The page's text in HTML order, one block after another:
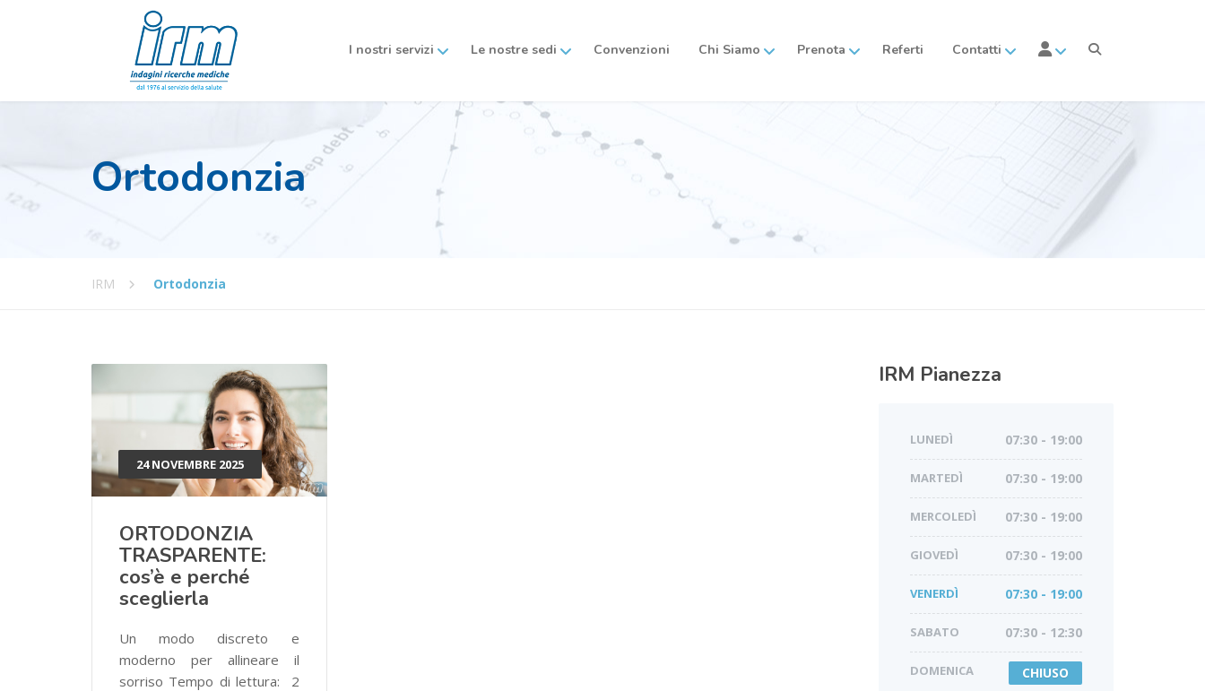
I nostri servizi Le nostre sedi Convenzioni Chi Siamo Prenota Referti Contatti
Ortodonzia
IRM Ortodonzia
24 NOVEMBRE 2025
ORTODONZIA
TRASPARENTE:
cos’è e perché
sceglierla
Un modo discreto e
moderno per allineare il
sorriso Tempo di lettura: 2
IRM Pianezza
LUNEDÌ 07:30 - 19:00
MARTEDÌ 07:30 - 19:00
MERCOLEDÌ 07:30 - 19:00
GIOVEDÌ 07:30 - 19:00
VENERDÌ 07:30 - 19:00
SABATO 07:30 - 12:30
DOMENICA CHIUSO